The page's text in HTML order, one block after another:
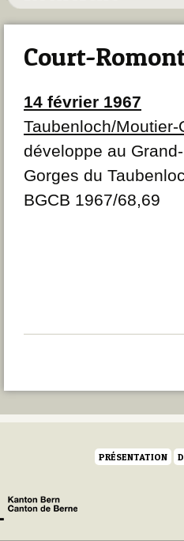
Court-
14 février 1967
Taubenloch/
développe au
Gorges du
BGCB 1967/68,69
PRÉSENTATION